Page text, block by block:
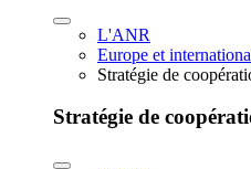
L'ANR
Europe et
Stratégie de
Stratégie de